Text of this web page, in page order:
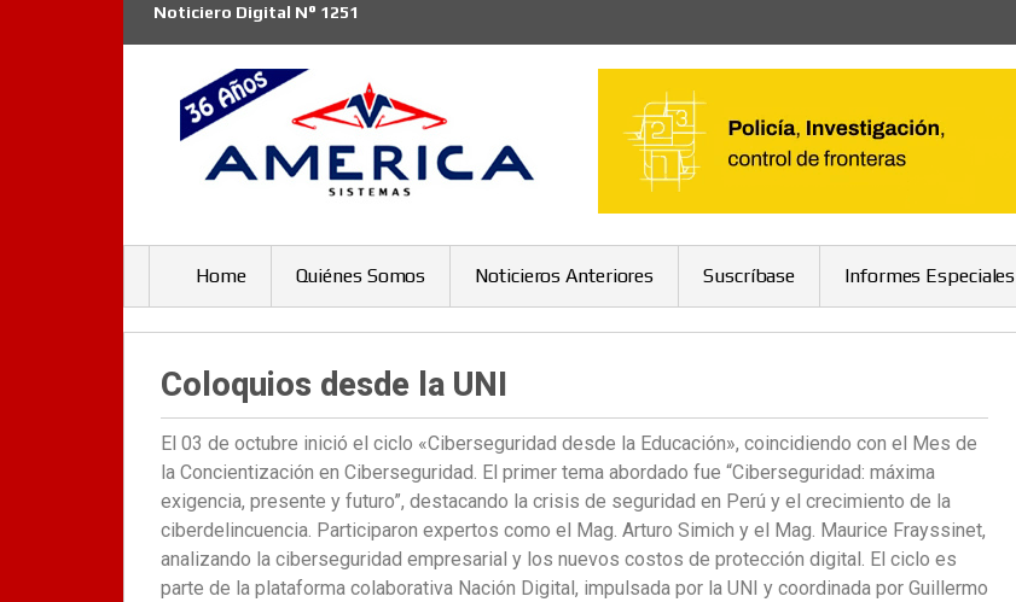
Noticiero Digital N° 1251
Home Quiénes Somos Noticieros Anteriores Suscríbase Informes Especiales
Coloquios desde la UNI
El 03 de octubre inició el ciclo «Ciberseguridad desde la Educación», coincidiendo con el Mes de
la Concientización en Ciberseguridad. El primer tema abordado fue “Ciberseguridad: máxima
exigencia, presente y futuro”, destacando la crisis de seguridad en Perú y el crecimiento de la
ciberdelincuencia. Participaron expertos como el Mag. Arturo Simich y el Mag. Maurice Frayssinet,
analizando la ciberseguridad empresarial y los nuevos costos de protección digital. El ciclo es
parte de la plataforma colaborativa Nación Digital, impulsada por la UNI y coordinada por Guillermo